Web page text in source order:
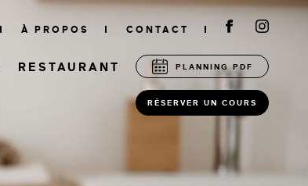
RESTAURANT PLANNING PDF
RÉSERVER UN COURS
À PROPOS CONTACT